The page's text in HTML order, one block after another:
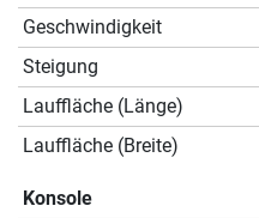
Geschwindigkeit
Steigung
Lauffläche (Länge)
Lauffläche (Breite)
Konsole